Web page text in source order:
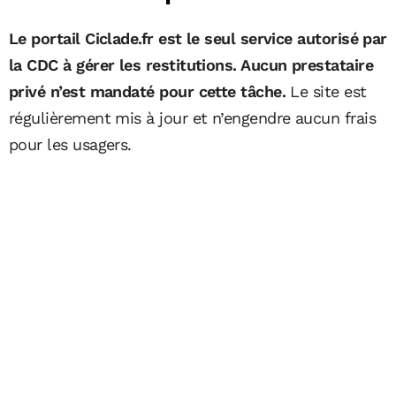
Le portail Ciclade.fr est le seul service autorisé par
la CDC à gérer les restitutions. Aucun prestataire
privé n’est mandaté pour cette tâche. Le site est
régulièrement mis à jour et n’engendre aucun frais
pour les usagers.